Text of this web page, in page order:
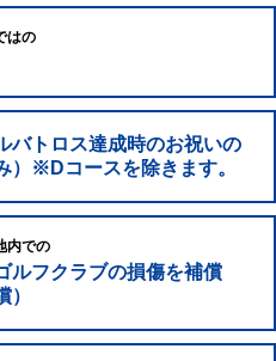
はの
バトロス達成時のお祝いの
）※Dコースを除きます。
内での
ルフクラブの損傷を補償
）